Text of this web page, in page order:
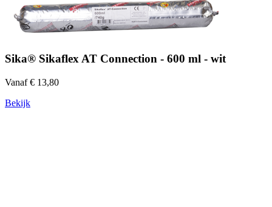
Sika® Sikaflex AT Connection - 600 ml - wit
Vanaf € 13,80
Bekijk